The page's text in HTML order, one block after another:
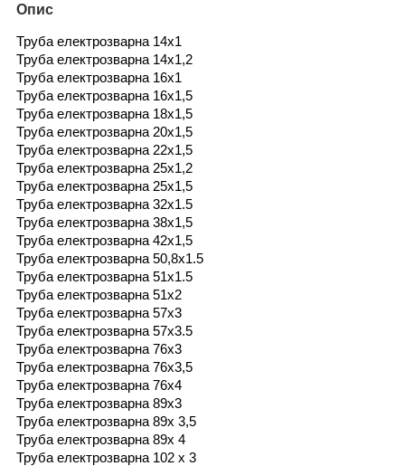
Опис
Труба електрозварна 14х1
Труба електрозварна 14х1,2
Труба електрозварна 16х1
Труба електрозварна 16х1,5
Труба електрозварна 18х1,5
Труба електрозварна 20х1,5
Труба електрозварна 22х1,5
Труба електрозварна 25х1,2
Труба електрозварна 25х1,5
Труба електрозварна 32х1.5
Труба електрозварна 38х1,5
Труба електрозварна 42х1,5
Труба електрозварна 50,8х1.5
Труба електрозварна 51х1.5
Труба електрозварна 51х2
Труба електрозварна 57х3
Труба електрозварна 57х3.5
Труба електрозварна 76х3
Труба електрозварна 76х3,5
Труба електрозварна 76х4
Труба електрозварна 89х3
Труба електрозварна 89х 3,5
Труба електрозварна 89х 4
Труба електрозварна 102 х 3